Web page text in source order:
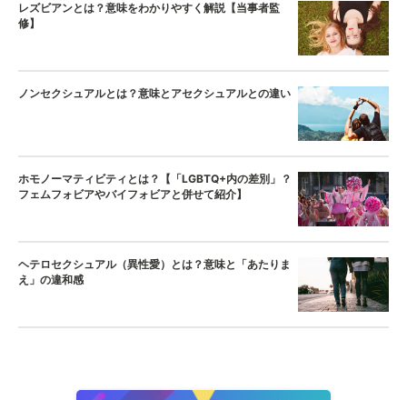
レズビアンとは？意味をわかりやすく解説【当事者監
修】
ノンセクシュアルとは？意味とアセクシュアルとの違い
ホモノーマティビティとは？【「LGBTQ+内の差別」？
フェムフォビアやバイフォビアと併せて紹介】
ヘテロセクシュアル（異性愛）とは？意味と「あたりま
え」の違和感